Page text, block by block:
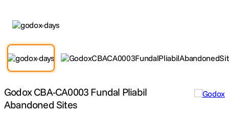
3. trepied telefon
5. canon sx740 hs
Godox CBA-CA0003 Fundal Pliabil
Abandoned Sites